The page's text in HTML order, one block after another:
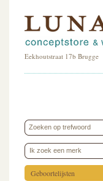
Eekhoutstraat 17b
Ik zoek een merk
Geboortelijsten